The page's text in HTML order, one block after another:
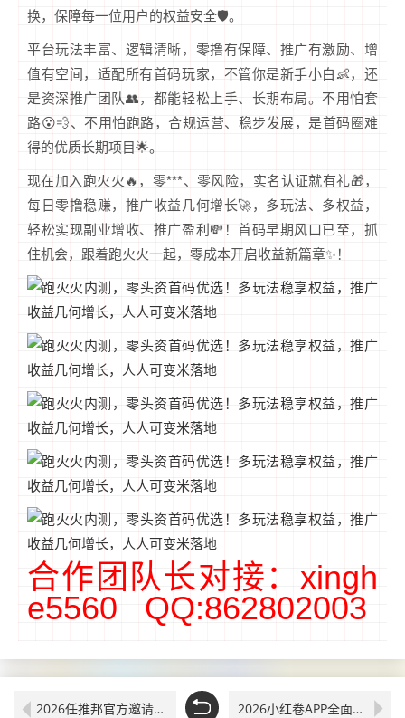
换，保障每一位用户的权益安全🛡️。
平台玩法丰富、逻辑清晰，零撸有保障、推广有激励、增
值有空间，适配所有首码玩家，不管你是新手小白👶，还
是资深推广团队👥，都能轻松上手、长期布局。不用怕套
路😮💨、不用怕跑路，合规运营、稳步发展，是首码圈难
得的优质长期项目🌟。
现在加入跑火火🔥，零***、零风险，实名认证就有礼🎁，
每日零撸稳赚，推广收益几何增长🚀，多玩法、多权益，
轻松实现副业增收、推广盈利💸！首码早期风口已至，抓
住机会，跟着跑火火一起，零成本开启收益新篇章✨！
合作团队长对接：xingh
e5560 QQ:862802003
2026任推邦官方邀请码详解，永久通用顶码解锁全部推广权益 2026小红卷APP全面解析：超高返利，早入局早收益，普通人的轻创业风口